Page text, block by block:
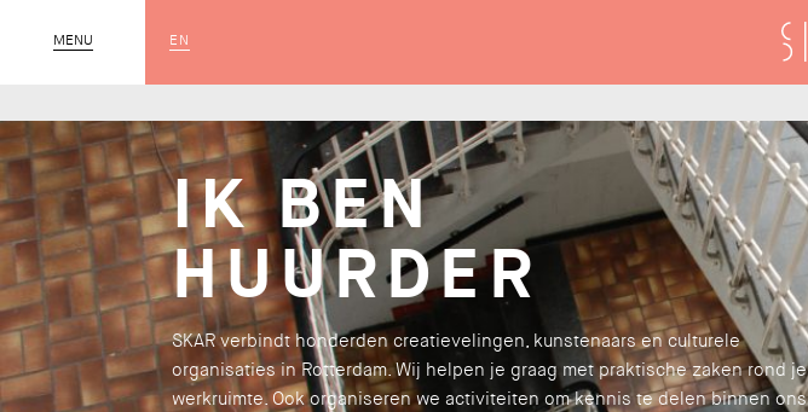
MENU
SLUIT EN
IK BEN
HUURDER
SKAR verbindt honderden creatievelingen, kunstenaars en culturele
organisaties in Rotterdam. Wij helpen je graag met praktische zaken rond je
werkruimte. Ook organiseren we activiteiten om kennis te delen binnen ons